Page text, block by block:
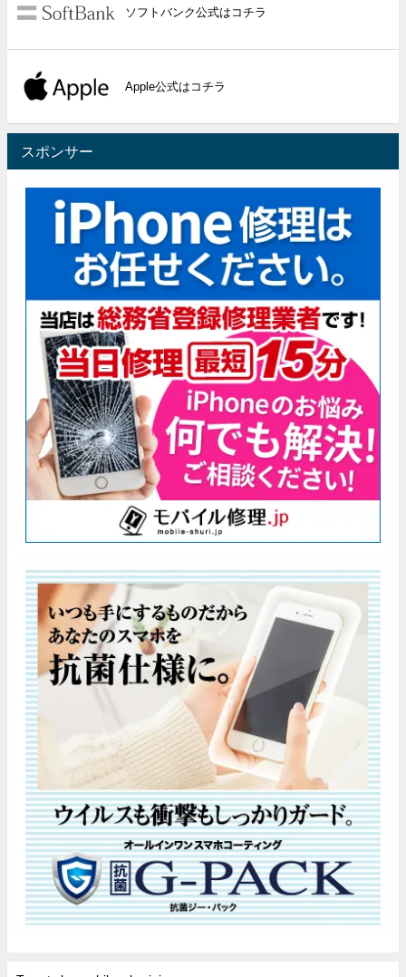
ソフトバンク公式はコチラ
Apple公式はコチラ
スポンサー